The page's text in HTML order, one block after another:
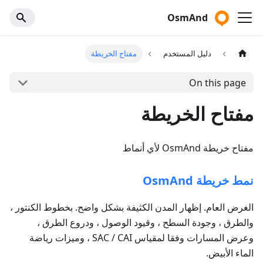
OsmAnd
دليل المستخدم مفتاح الخريطة
On this page
مفتاح الخريطة
مفتاح خريطة OsmAnd لأي أنماط
نمط خريطة OsmAnd
الغرض العام. إظهار المدن الكثيفة بشكل واضح. بخطوط الكنتور ،
والطرق ، وجودة السطح ، وقيود الوصول ، ودروع الطرق ،
وعرض المسارات وفقا لمقياس SAC / CAI ، وميزات رياضة
الماء الأبيض.